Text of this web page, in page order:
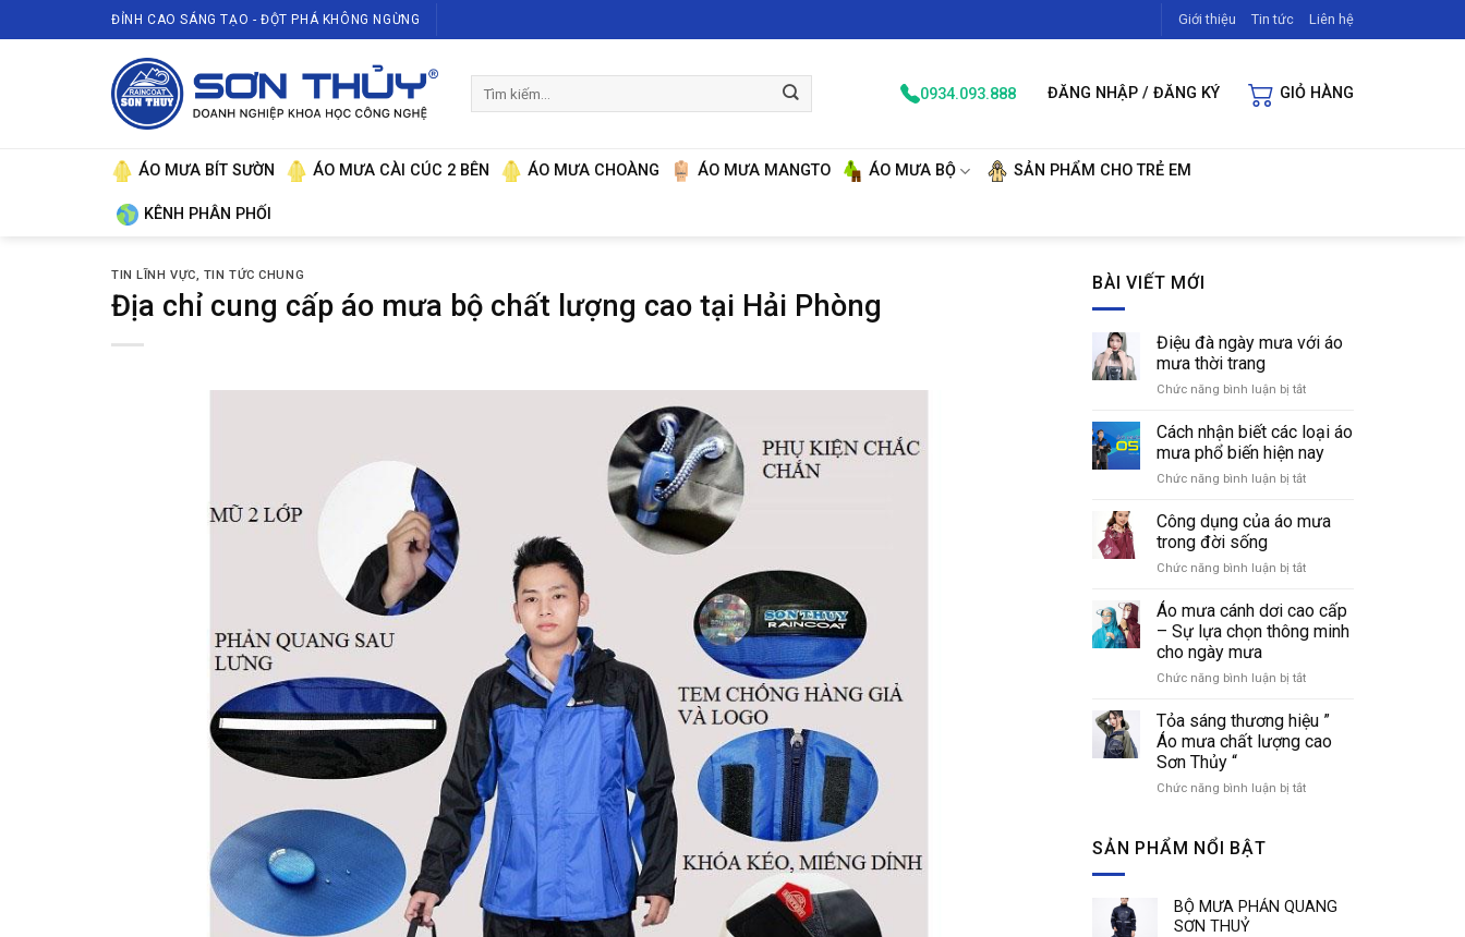
to
ĐỈNH CAO SÁNG TẠO - ĐỘT PHÁ KHÔNG NGỪNG Giới thiệu Tin tức Liên hệ
Tìm
0934.093.888 ĐĂNG NHẬP / ĐĂNG KÝ GIỎ HÀNG
ÁO MƯA BÍT SƯỜN ÁO MƯA CÀI CÚC 2 BÊN ÁO MƯA CHOÀNG ÁO MƯA MANGTO ÁO MƯA BỘ SẢN PHẨM CHO TRẺ EM
KÊNH PHÂN PHỐI
TIN LĨNH VỰC, TIN TỨC CHUNG
Địa chỉ cung cấp áo mưa bộ chất lượng cao tại Hải Phòng
BÀI VIẾT MỚI
Điệu đà ngày mưa với áo
mưa thời trang
Chức năng bình luận bị tắt
đà
ngày
mưa
mưa
Cách nhận biết các loại áo
mưa phổ biến hiện nay
Chức năng bình luận bị tắt
nhận
mưa
phổ
biến
Công dụng của áo mưa
trong đời sống
Chức năng bình luận bị tắt
dụng
áo
sống
Áo mưa cánh dơi cao cấp
– Sự lựa chọn thông minh
cho ngày mưa
Chức năng bình luận bị tắt
mưa
cánh
dơi
minh
Tỏa sáng thương hiệu ”
Áo mưa chất lượng cao
Sơn Thủy “
Chức năng bình luận bị tắt
Áo
SẢN PHẨM NỔI BẬT
BỘ MƯA PHẢN QUANG
SƠN THUỶ